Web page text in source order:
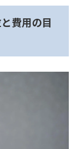
費用の目